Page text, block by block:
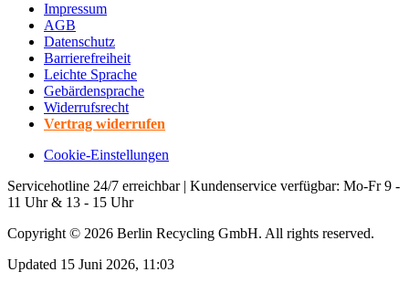
Impressum
AGB
Datenschutz
Barrierefreiheit
Leichte Sprache
Gebärdensprache
Widerrufsrecht
Vertrag widerrufen
Cookie-Einstellungen
Servicehotline 24/7 erreichbar | Kundenservice verfügbar: Mo-Fr 9 -
11 Uhr & 13 - 15 Uhr
Copyright © 2026 Berlin Recycling GmbH. All rights reserved.
Updated 15 Juni 2026, 11:03